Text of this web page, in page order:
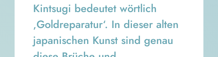
Kintsugi bedeutet wörtlich
‚Goldreparatur‘. In dieser alten
japanischen Kunst sind genau